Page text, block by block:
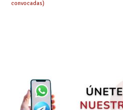
convocadas)